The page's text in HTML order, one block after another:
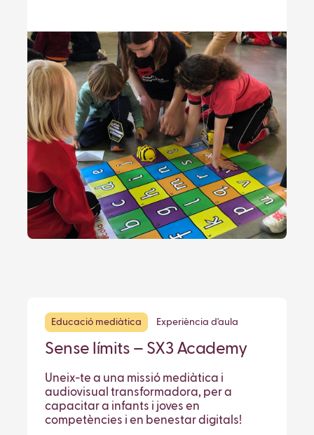
Educació mediàtica Experiència d'aula
Sense límits – SX3 Academy
Uneix-te a una missió mediàtica i
audiovisual transformadora, per a
capacitar a infants i joves en
competències i en benestar digitals!